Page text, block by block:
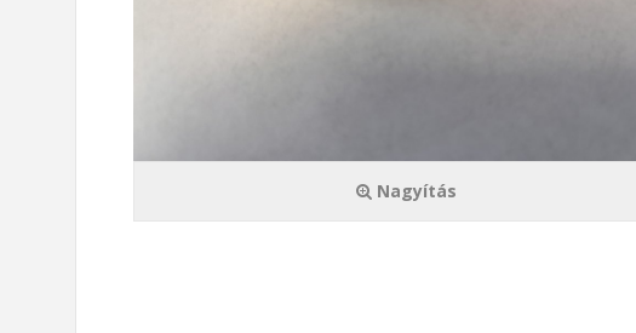
Nagyítás